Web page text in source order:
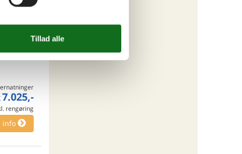
favoritter
7.025,-
rengøring
info